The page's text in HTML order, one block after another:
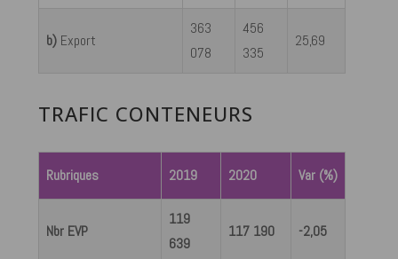
b) Export
363
078
456
335
25,69
TRAFIC CONTENEURS
Rubriques 2019 2020 Var (%)
Nbr EVP
119
639
117 190 -2,05